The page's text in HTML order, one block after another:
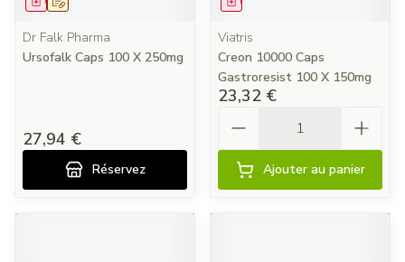
Dr Falk Pharma
Ursofalk Caps 100 X 250mg
27,94 €
Réservez
Viatris
Creon 10000 Caps
Gastroresist 100 X 150mg
23,32 €
Ajouter au panier